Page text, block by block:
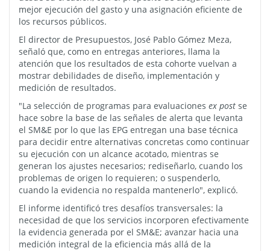
mejor ejecución del gasto y una asignación eficiente de
los recursos públicos.
El director de Presupuestos, José Pablo Gómez Meza,
señaló que, como en entregas anteriores, llama la
atención que los resultados de esta cohorte vuelvan a
mostrar debilidades de diseño, implementación y
medición de resultados.
"La selección de programas para evaluaciones ex post se
hace sobre la base de las señales de alerta que levanta
el SM&E por lo que las EPG entregan una base técnica
para decidir entre alternativas concretas como continuar
su ejecución con un alcance acotado, mientras se
generan los ajustes necesarios; rediseñarlo, cuando los
problemas de origen lo requieren; o suspenderlo,
cuando la evidencia no respalda mantenerlo", explicó.
El informe identificó tres desafíos transversales: la
necesidad de que los servicios incorporen efectivamente
la evidencia generada por el SM&E; avanzar hacia una
medición integral de la eficiencia más allá de la